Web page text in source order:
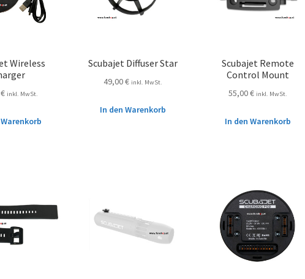
Wireless
€ inkl. MwSt.
Scubajet Diffuser Star
49,00€ inkl. MwSt.
In den Warenkorb
Scubajet Remote
Control Mount
55,00€ inkl. MwSt.
In den Warenkorb